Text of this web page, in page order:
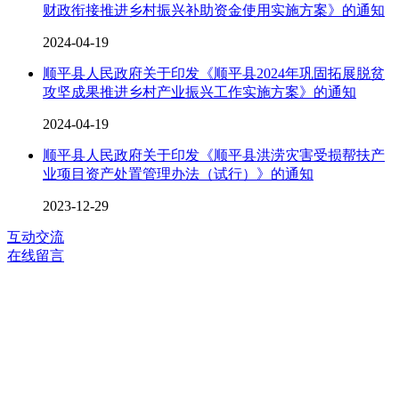
财政衔接推进乡村振兴补助资金使用实施方案》的通知
2024-04-19
顺平县人民政府关于印发《顺平县2024年巩固拓展脱贫
攻坚成果推进乡村产业振兴工作实施方案》的通知
2024-04-19
顺平县人民政府关于印发《顺平县洪涝灾害受损帮扶产
业项目资产处置管理办法（试行）》的通知
2023-12-29
互动交流
在线留言